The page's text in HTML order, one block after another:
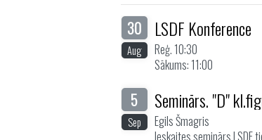
30
Aug
LSDF Konference
Reģ. 10:30
Sākums: 11:00
5
Sep
Seminārs. "D"
Egils Šmagris
Ieskaites seminārs LSDF